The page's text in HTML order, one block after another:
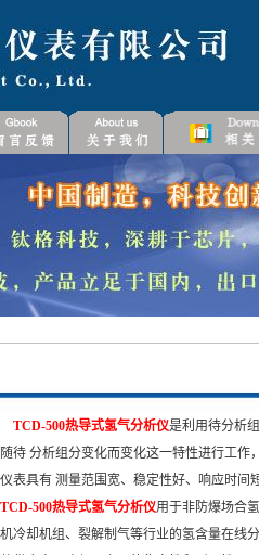
TCD-500热导式氢气分析仪是利用待分析
随待 分析组分变化而变化这一特性进行工
仪表具有 测量范围宽、稳定性好、响应时间
TCD-500热导式氢气分析仪用于非防爆场合
机冷却机组、裂解制气等行业的氢含量在线分